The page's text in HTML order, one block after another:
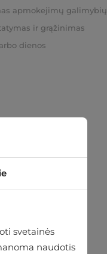
apmokejimų galimybių
ir grąžinimas
dienos
svetainės
naudotis